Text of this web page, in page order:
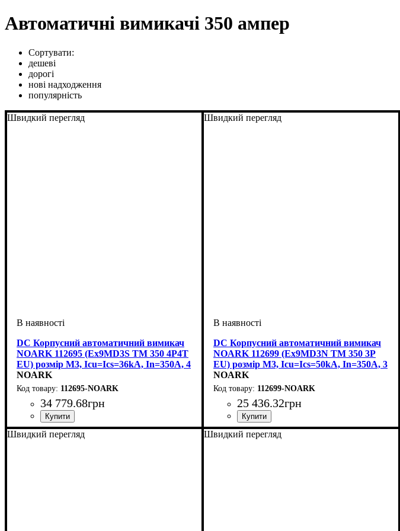
Автоматичні вимикачі 350 ампер
Сортувати:
дешеві
дорогі
нові надходження
популярність
Швидкий перегляд
DC Корпусний автоматичний вимикач
NOARK 112695 (Ex9MD3S TM 350 4P4T
EU) розмір M3, Icu=Ics=36kA, In=350A, 4
полюси
NOARK
112695-NOARK
34 779.68грн
Обладнання: автомат
Номінальний струм, А: 350
Кількість полюсів: 4
Струм: DC
Вимикаюча здатність, kA: 36
Розчіплювач: тепловий і електромагнітний
(ТМ)
Серія: Ex9MD TM
Швидкий перегляд
DC Корпусний автоматичний вимикач
NOARK 112699 (Ex9MD3N TM 350 3P
EU) розмір M3, Icu=Ics=50kA, In=350A, 3
полюси
NOARK
112699-NOARK
25 436.32грн
Обладнання: автомат
Номінальний струм, А: 350
Кількість полюсів: 3
Струм: DC
Вимикаюча здатність, kA: 50
Розчіплювач: тепловий і електромагнітний
(ТМ)
Серія: Ex9MD TM
Швидкий перегляд Швидкий перегляд